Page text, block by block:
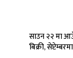
साउन २२ मा
बिक्री,